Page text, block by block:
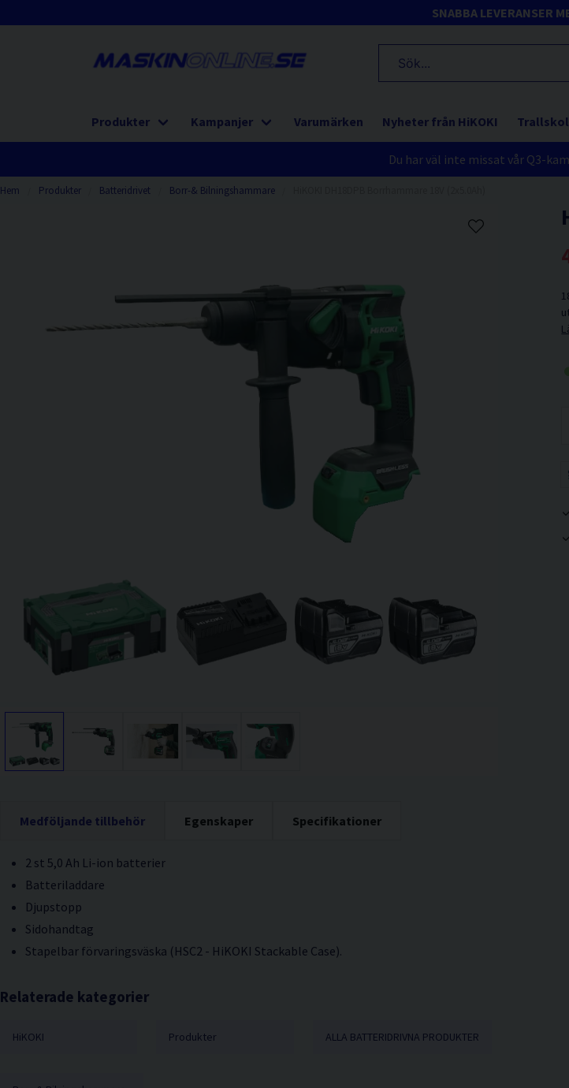
SNABBA LEVERANSER
Produkter Kampanjer Varumärken Nyheter från HiKOKI
Du har väl inte missat vår Q3-
Hem Produkter Batteridrivet Borr-& Bilningshammare
Medföljande tillbehör Egenskaper Specifikationer
2 st 5,0 Ah Li-ion batterier
Batteriladdare
Djupstopp
Sidohandtag
Stapelbar förvaringsväska (HSC2 - HiKOKI Stackable Case).
Relaterade kategorier
HiKOKI Produkter ALLA BATTERIDRIVNA PRODUKTER